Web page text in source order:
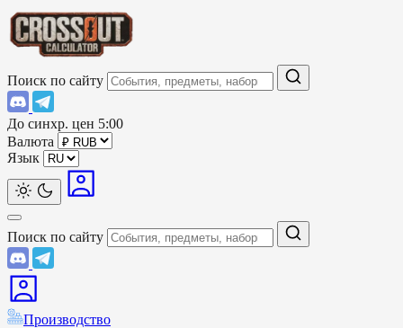
Поиск по сайту
До синхр. цен 5:00
Валюта
Язык
Поиск по сайту
Производство